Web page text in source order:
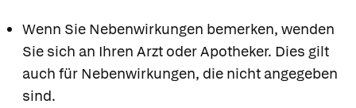
Wenn Sie Nebenwirkungen bemerken, wenden
Sie sich an Ihren Arzt oder Apotheker. Dies gilt
auch für Nebenwirkungen, die nicht angegeben
sind.